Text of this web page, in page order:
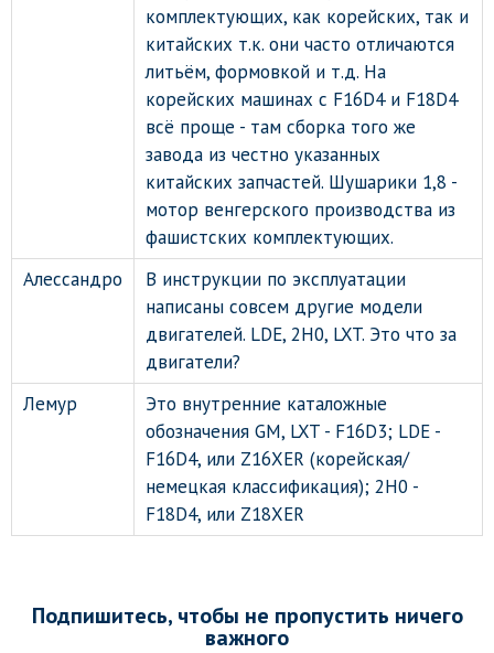
комплектующих, как корейских, так и
китайских т.к. они часто отличаются
литьём, формовкой и т.д. На
корейских машинах с F16D4 и F18D4
всё проще - там сборка того же
завода из честно указанных
китайских запчастей. Шушарики 1,8 -
мотор венгерского производства из
фашистских комплектующих.
Алессандро
В инструкции по эксплуатации
написаны совсем другие модели
двигателей. LDE, 2H0, LXT. Это что за
двигатели?
Лемур
Это внутренние каталожные
обозначения GM, LXT - F16D3; LDE -
F16D4, или Z16XER (корейская/
немецкая классификация); 2H0 -
F18D4, или Z18XER
Подпишитесь, чтобы не пропустить ничего
важного